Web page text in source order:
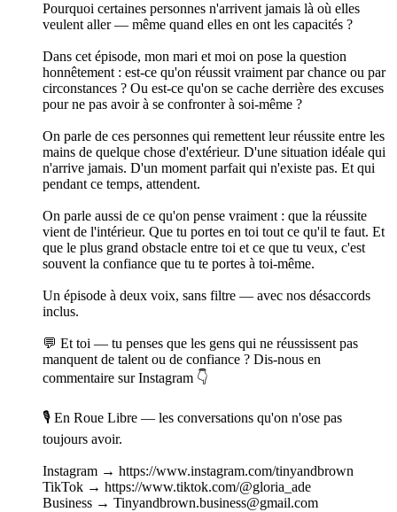
Pourquoi certaines personnes n'arrivent jamais là où elles
veulent aller — même quand elles en ont les capacités ?
Dans cet épisode, mon mari et moi on pose la question
honnêtement : est-ce qu'on réussit vraiment par chance ou par
circonstances ? Ou est-ce qu'on se cache derrière des excuses
pour ne pas avoir à se confronter à soi-même ?
On parle de ces personnes qui remettent leur réussite entre les
mains de quelque chose d'extérieur. D'une situation idéale qui
n'arrive jamais. D'un moment parfait qui n'existe pas. Et qui
pendant ce temps, attendent.
On parle aussi de ce qu'on pense vraiment : que la réussite
vient de l'intérieur. Que tu portes en toi tout ce qu'il te faut. Et
que le plus grand obstacle entre toi et ce que tu veux, c'est
souvent la confiance que tu te portes à toi-même.
Un épisode à deux voix, sans filtre — avec nos désaccords
inclus.
💬 Et toi — tu penses que les gens qui ne réussissent pas
manquent de talent ou de confiance ? Dis-nous en
commentaire sur Instagram 👇
🎙️ En Roue Libre — les conversations qu'on n'ose pas
toujours avoir.
Instagram → https://www.instagram.com/tinyandbrown
TikTok → https://www.tiktok.com/@gloria_ade
Business → Tinyandbrown.business@gmail.com